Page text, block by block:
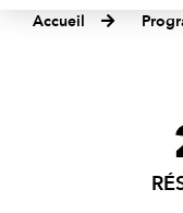
Accueil